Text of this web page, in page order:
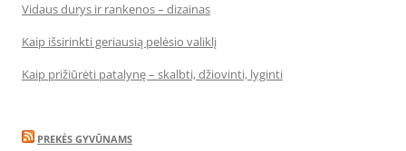
Vidaus durys ir rankenos – dizainas
Kaip išsirinkti geriausią pelėsio valiklį
Kaip prižiūrėti patalynę – skalbti, džiovinti, lyginti
PREKĖS GYVŪNAMS